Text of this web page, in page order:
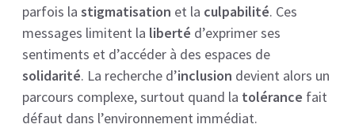
parfois la stigmatisation et la culpabilité. Ces
messages limitent la liberté d’exprimer ses
sentiments et d’accéder à des espaces de
solidarité. La recherche d’inclusion devient alors un
parcours complexe, surtout quand la tolérance fait
défaut dans l’environnement immédiat.